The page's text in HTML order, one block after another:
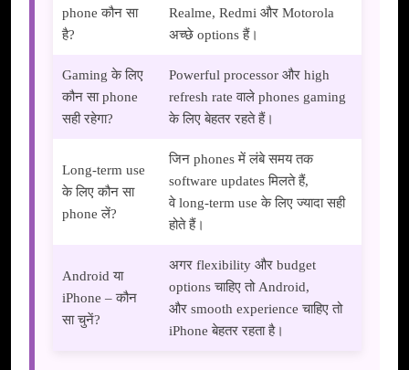
phone कौन सा
है?
Realme, Redmi और Motorola
अच्छे options हैं।
Gaming के लिए
कौन सा phone
सही रहेगा?
Powerful processor और high
refresh rate वाले phones gaming
के लिए बेहतर रहते हैं।
Long-term use
के लिए कौन सा
phone लें?
जिन phones में लंबे समय तक
software updates मिलते हैं,
वे long-term use के लिए ज्यादा सही
होते हैं।
Android या
iPhone – कौन
सा चुनें?
अगर flexibility और budget
options चाहिए तो Android,
और smooth experience चाहिए तो
iPhone बेहतर रहता है।